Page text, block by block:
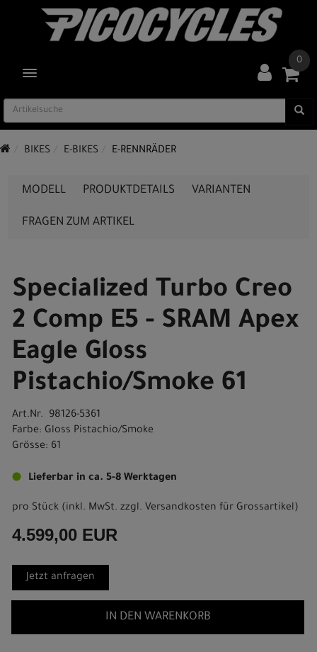
TOGGLE NAVIGATION
0
BIKES E-BIKES E-RENNRÄDER
MODELL PRODUKTDETAILS VARIANTEN
FRAGEN ZUM ARTIKEL
Specialized Turbo Creo
2 Comp E5 - SRAM Apex
Eagle Gloss
Pistachio/Smoke 61
Art.Nr. 98126-5361
Farbe: Gloss Pistachio/Smoke
Grösse: 61
Lieferbar in ca. 5-8 Werktagen
pro Stück (inkl. MwSt. zzgl. Versandkosten für Grossartikel)
4.599,00 EUR
Jetzt anfragen
IN DEN WARENKORB